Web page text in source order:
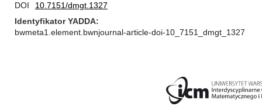
DOI
10.7151/dmgt.1327
Identyfikator YADDA
bwmeta1.element.bwnjournal-article-doi-10_7151_dmgt_1327